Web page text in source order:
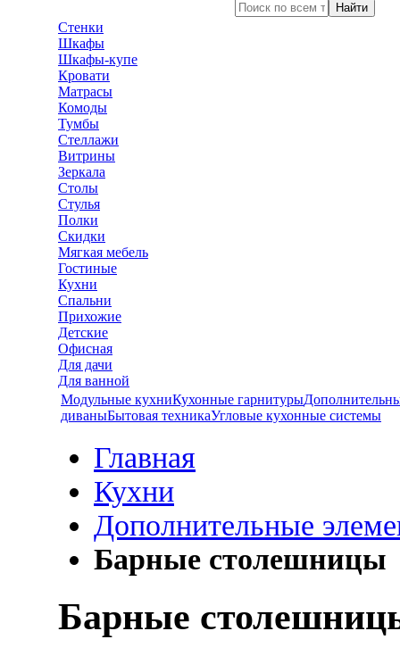
Найти
Стенки
Шкафы
Шкафы-купе
Кровати
Матрасы
Комоды
Тумбы
Стеллажи
Витрины
Зеркала
Столы
Стулья
Полки
Скидки
Мягкая мебель
Гостиные
Кухни
Спальни
Прихожие
Детские
Офисная
Для дачи
Для ванной
Модульные кухниКухонные гарнитуры
диваныБытовая техникаУгловые кухонные системы
Главная
Кухни
Дополнительные
Барные столешницы
Барные